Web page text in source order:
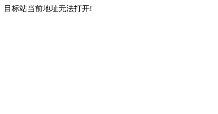
目标站当前地址无法打开!